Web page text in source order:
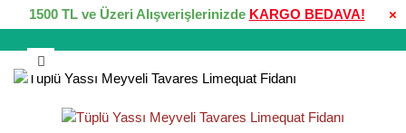
×
1500 TL ve Üzeri Alışverişlerinizde KARGO BEDAVA!